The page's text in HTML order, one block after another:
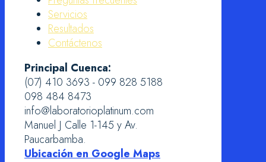
Servicios
Resultados
Contáctenos
Principal Cuenca:
(07) 410 3693 - 099 828 5188
098 484 8473
info@laboratorioplatinum.com
Manuel J Calle 1-145 y Av.
Paucarbamba.
Ubicación en Google Maps